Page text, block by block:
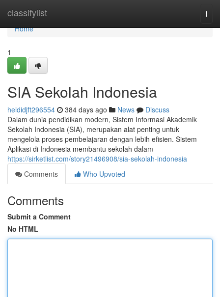
classifylist
Home
Home
1
SIA Sekolah Indonesia
heididjft296554 384 days ago News
Discuss
Dalam dunia pendidikan modern, Sistem Informasi Akademik
Sekolah Indonesia (SIA), merupakan alat penting untuk
mengelola proses pembelajaran dengan lebih efisien. Sistem
Aplikasi di Indonesia membantu sekolah dalam
https://sirketlist.com/story21496908/sia-sekolah-indonesia
Comments
Who Upvoted
Comments
Submit a Comment
No HTML